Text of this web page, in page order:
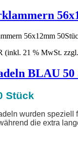
56x12mm
(inkl. 21 % MwSt. zzgl.
BLAU
Stück
wurden
die extra